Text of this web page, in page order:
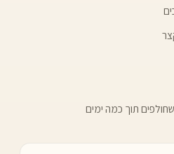
תוך כמה ימים